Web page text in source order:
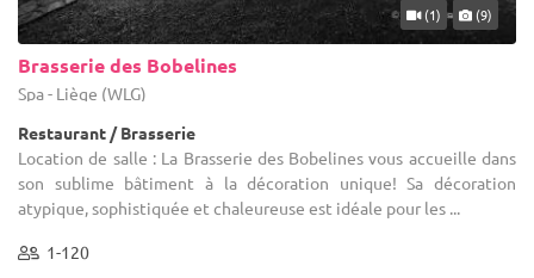
(1) (9)
Brasserie des Bobelines
Spa - Liège (WLG)
Restaurant / Brasserie
Location de salle : La Brasserie des Bobelines vous accueille dans
son sublime bâtiment à la décoration unique! Sa décoration
atypique, sophistiquée et chaleureuse est idéale pour les ...
1-120